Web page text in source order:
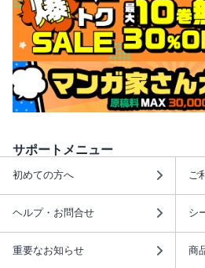
サポートメニュー
初めての方へ ご
ヘルプ・お問合せ シ
重要なお知らせ 商